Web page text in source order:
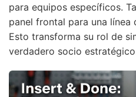
para equipos específicos.
panel frontal para una línea
Esto transforma su rol de
verdadero socio